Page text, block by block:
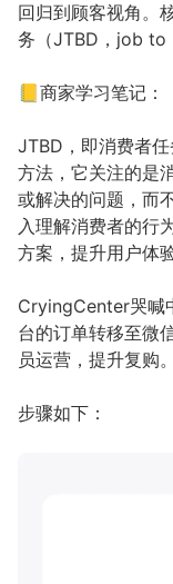
回归到顾客视角。
务（JTBD，job to
📒商家学习笔记：
JTBD，即消费者
方法，它关注的是
或解决的问题，而
入理解消费者的行
方案，提升用户体
CryingCenter哭喊
台的订单转移至微
员运营，提升复购。
步骤如下：